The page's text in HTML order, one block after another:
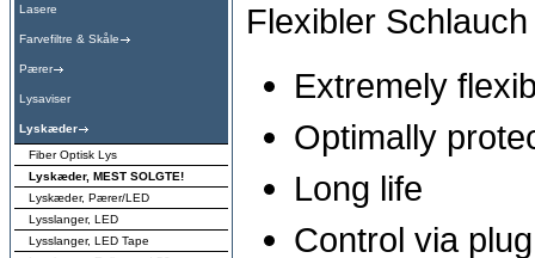
Lasere
Farvefiltre & Skåle
Pærer
Lysaviser
Lyskæder
Fiber Optisk Lys
Lyskæder, MEST SOLGTE!
Lyskæder, Pærer/LED
Lysslanger, LED
Lysslanger, LED Tape
Flexibler
Extremely
Optimally
Long life
Control via